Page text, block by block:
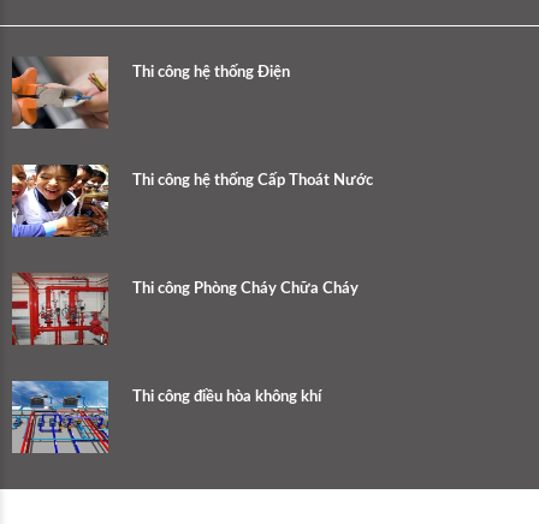
Thi công hệ thống Điện
Thi công hệ thống Cấp Thoát Nước
Thi công Phòng Cháy Chữa Cháy
Thi công điều hòa không khí